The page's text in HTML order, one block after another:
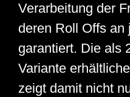
Verarbeitung der
deren Roll Offs an
garantiert. Die als
Variante
zeigt damit nicht